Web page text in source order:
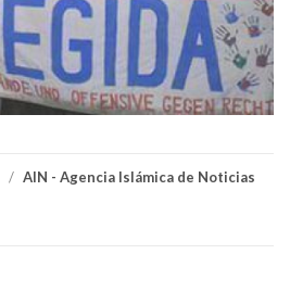
/ AIN - Agencia Islámica de Noticias